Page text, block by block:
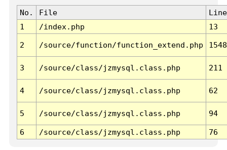
No. File
Line
1
/index.php 13
2 /source/function/function_extend.php 1548
3 /source/class/jzmysql.class.php 211
4 /source/class/jzmysql.class.php 62
5 /source/class/jzmysql.class.php 94
6 /source/class/jzmysql.class.php 76